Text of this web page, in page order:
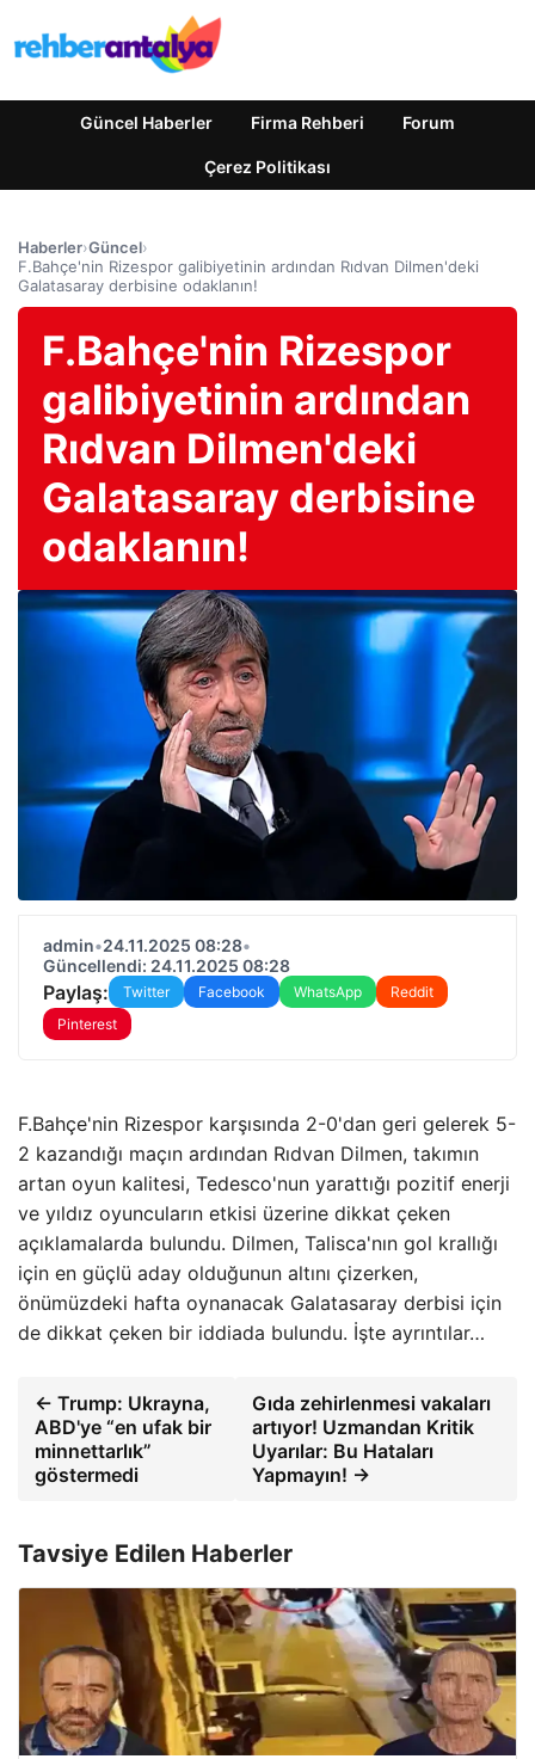
Güncel Haberler Firma Rehberi Forum
Çerez Politikası
Haberler›Güncel›
F.Bahçe'nin Rizespor galibiyetinin ardından Rıdvan Dilmen'deki
Galatasaray derbisine odaklanın!
F.Bahçe'nin Rizespor
galibiyetinin ardından
Rıdvan Dilmen'deki
Galatasaray derbisine
odaklanın!
admin•24.11.2025 08:28•
Güncellendi: 24.11.2025 08:28
Paylaş: Twitter Facebook WhatsApp
Reddit
Pinterest
F.Bahçe'nin Rizespor karşısında 2-0'dan geri gelerek 5-
2 kazandığı maçın ardından Rıdvan Dilmen, takımın
artan oyun kalitesi, Tedesco'nun yarattığı pozitif enerji
ve yıldız oyuncuların etkisi üzerine dikkat çeken
açıklamalarda bulundu. Dilmen, Talisca'nın gol krallığı
için en güçlü aday olduğunun altını çizerken,
önümüzdeki hafta oynanacak Galatasaray derbisi için
de dikkat çeken bir iddiada bulundu. İşte ayrıntılar…
← Trump: Ukrayna,
ABD'ye “en ufak bir
minnettarlık”
göstermedi
Gıda zehirlenmesi vakaları
artıyor! Uzmandan Kritik
Uyarılar: Bu Hataları
Yapmayın! →
Tavsiye Edilen Haberler